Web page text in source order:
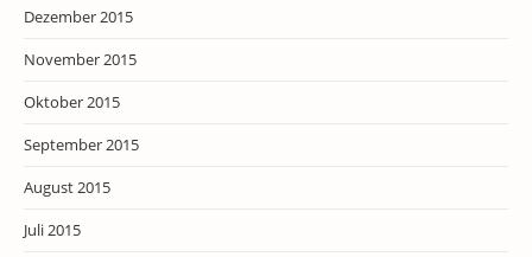
Dezember 2015
November 2015
Oktober 2015
September 2015
August 2015
Juli 2015